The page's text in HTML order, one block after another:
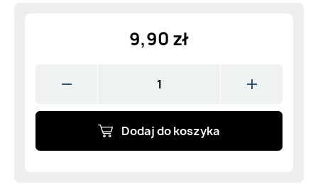
9,90 zł
Dodaj do koszyka